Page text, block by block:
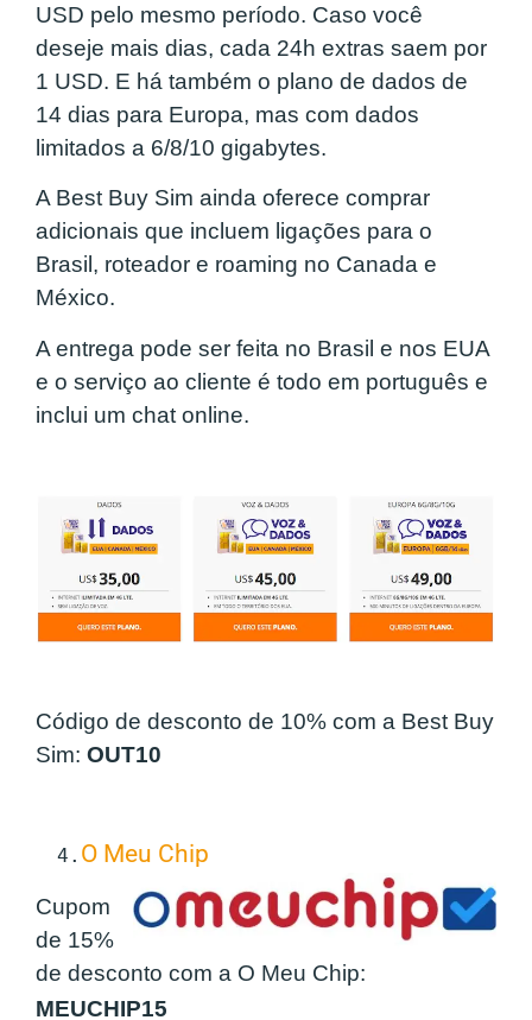
USD pelo mesmo período. Caso você
deseje mais dias, cada 24h extras saem por
1 USD. E há também o plano de dados de
14 dias para Europa, mas com dados
limitados a 6/8/10 gigabytes.
A Best Buy Sim ainda oferece comprar
adicionais que incluem ligações para o
Brasil, roteador e roaming no Canada e
México.
A entrega pode ser feita no Brasil e nos EUA
e o serviço ao cliente é todo em português e
inclui um chat online.
Código de desconto de 10% com a Best Buy
Sim: OUT10
4. O Meu Chip
Cupom
de 15%
de desconto com a O Meu Chip:
MEUCHIP15